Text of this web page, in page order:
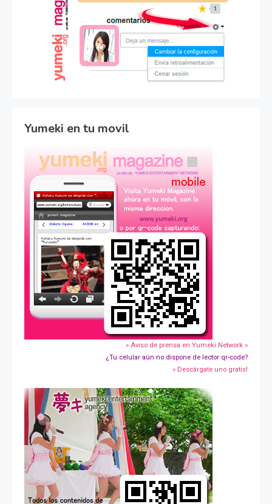
Yumeki en tu movil
» Aviso de prensa en Yumeki Network »
¿Tu celular aún no dispone de lector qr-code?
» Descárgate uno gratis!